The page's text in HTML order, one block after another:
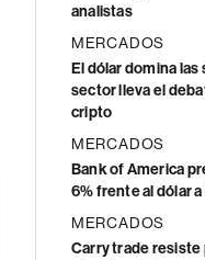
analistas
MERCADOS
El dólar domina
sector lleva el
cripto
MERCADOS
Bank of America
6% frente al dólar
MERCADOS
Carry trade resiste